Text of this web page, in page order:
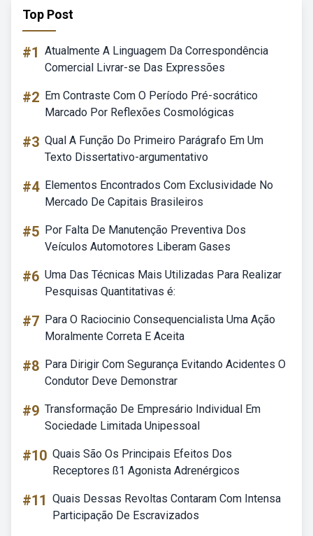
Top Post
#1 Atualmente A Linguagem Da Correspondência
Comercial Livrar-se Das Expressões
#2 Em Contraste Com O Período Pré-socrático
Marcado Por Reflexões Cosmológicas
#3 Qual A Função Do Primeiro Parágrafo Em Um
Texto Dissertativo-argumentativo
#4 Elementos Encontrados Com Exclusividade No
Mercado De Capitais Brasileiros
#5 Por Falta De Manutenção Preventiva Dos
Veículos Automotores Liberam Gases
#6 Uma Das Técnicas Mais Utilizadas Para Realizar
Pesquisas Quantitativas é:
#7 Para O Raciocinio Consequencialista Uma Ação
Moralmente Correta E Aceita
#8 Para Dirigir Com Segurança Evitando Acidentes O
Condutor Deve Demonstrar
#9 Transformação De Empresário Individual Em
Sociedade Limitada Unipessoal
#10 Quais São Os Principais Efeitos Dos
Receptores ß1 Agonista Adrenérgicos
#11 Quais Dessas Revoltas Contaram Com Intensa
Participação De Escravizados